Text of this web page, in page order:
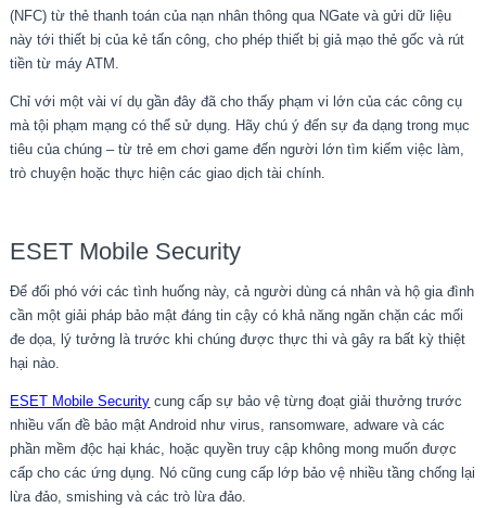
(NFC) từ thẻ thanh toán của nạn nhân thông qua NGate và gửi dữ liệu
này tới thiết bị của kẻ tấn công, cho phép thiết bị giả mạo thẻ gốc và rút
tiền từ máy ATM.
Chỉ với một vài ví dụ gần đây đã cho thấy phạm vi lớn của các công cụ
mà tội phạm mạng có thể sử dụng. Hãy chú ý đến sự đa dạng trong mục
tiêu của chúng – từ trẻ em chơi game đến người lớn tìm kiếm việc làm,
trò chuyện hoặc thực hiện các giao dịch tài chính.
ESET Mobile Security
Để đối phó với các tình huống này, cả người dùng cá nhân và hộ gia đình
cần một giải pháp bảo mật đáng tin cậy có khả năng ngăn chặn các mối
đe dọa, lý tưởng là trước khi chúng được thực thi và gây ra bất kỳ thiệt
hại nào.
ESET Mobile Security cung cấp sự bảo vệ từng đoạt giải thưởng trước
nhiều vấn đề bảo mật Android như virus, ransomware, adware và các
phần mềm độc hại khác, hoặc quyền truy cập không mong muốn được
cấp cho các ứng dụng. Nó cũng cung cấp lớp bảo vệ nhiều tầng chống lại
lừa đảo, smishing và các trò lừa đảo.